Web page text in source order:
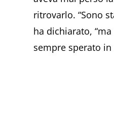
ritrovarlo. “Sono
ha dichiarato,
sempre sperato